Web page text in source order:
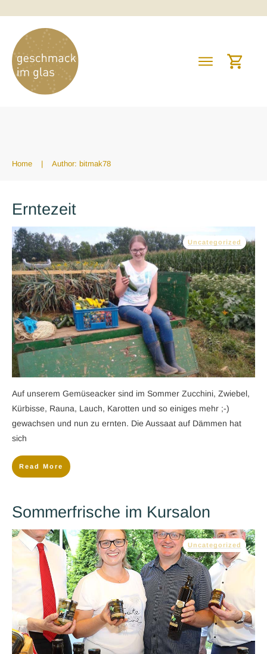
Home | Author: bitmak78
Erntezeit
Uncategorized
Auf unserem Gemüseacker sind im Sommer Zucchini, Zwiebel,
Kürbisse, Rauna, Lauch, Karotten und so einiges mehr ;-)
gewachsen und nun zu ernten. Die Aussaat auf Dämmen hat
sich
Read More
Sommerfrische im Kursalon
Uncategorized